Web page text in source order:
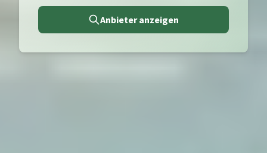
Anbieter anzeigen